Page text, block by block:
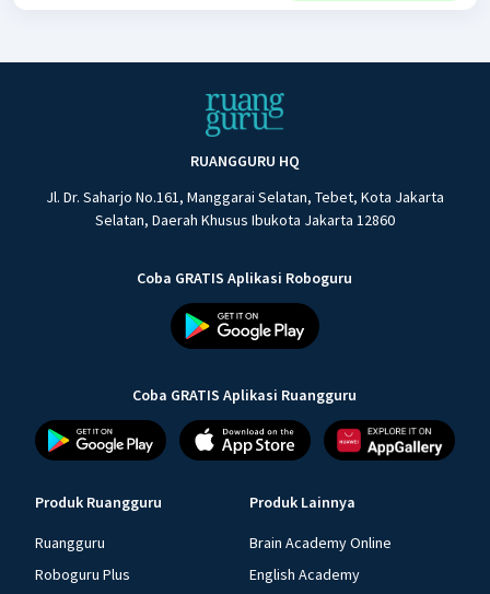
RUANGGURU HQ
Jl. Dr. Saharjo No.161, Manggarai Selatan, Tebet, Kota Jakarta
Selatan, Daerah Khusus Ibukota Jakarta 12860
Coba GRATIS Aplikasi Roboguru
Coba GRATIS Aplikasi Ruangguru
Produk Ruangguru
Ruangguru
Roboguru Plus
Produk Lainnya
Brain Academy Online
English Academy